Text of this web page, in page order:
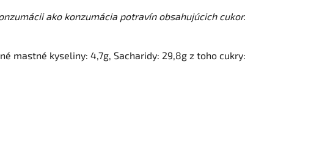
ako konzumácia potravín obsahujúcich cukor.
mastné kyseliny: 4,7g, Sacharidy: 29,8g z toho cukry: